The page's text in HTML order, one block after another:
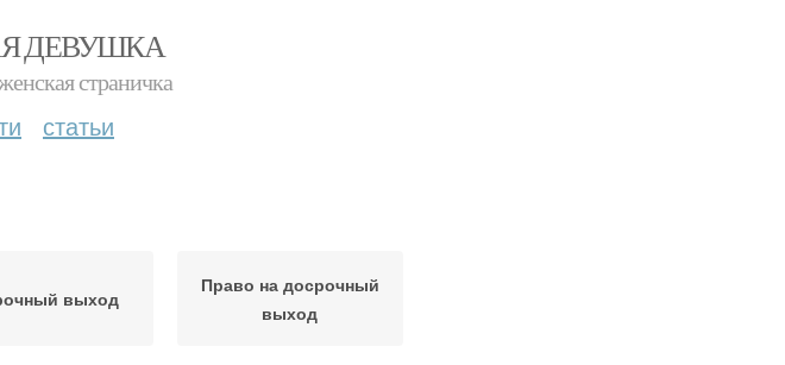
ДЕВУШКА
страничка
статьи
выход
Право на досрочный
выход